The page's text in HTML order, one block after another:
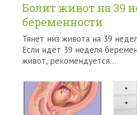
Болит живот на 39
беременности
Тянет низ живота на 39
Если идёт 39 неделя
живот, рекомендуется…